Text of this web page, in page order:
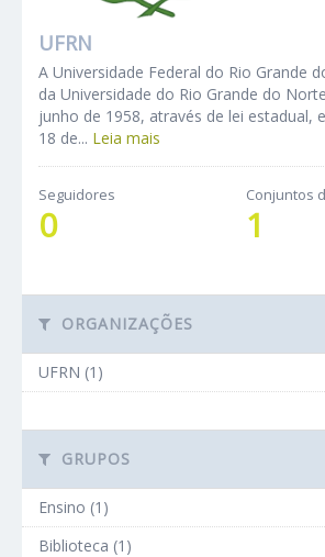
UFRN
A Universidade Federal do Rio Grande
da Universidade do Rio Grande do
junho de 1958, através de lei estadual,
18 de... Leia mais
Seguidores
0
Conjuntos
1
ORGANIZAÇÕES
UFRN (1)
GRUPOS
Ensino (1)
Biblioteca (1)